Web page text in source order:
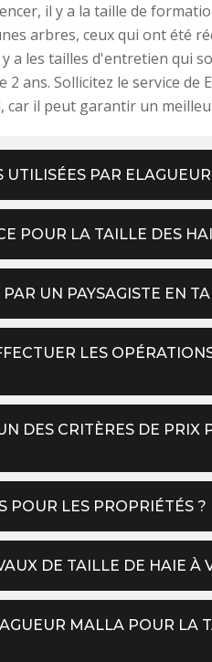
il y a la taille de
arbres, ceux qui ont été
y a les tailles d'entretien qui
2 ans. Sollicitez le service
car il peut garantir un
UTILISÉES PAR
POUR LA TAILLE DES
UN PAYSAGISTE EN
LES
DES CRITÈRES DE PRIX
POUR LES PROPRIÉTÉS ?
DE TAILLE DE HAIE À
MALLA POUR LA